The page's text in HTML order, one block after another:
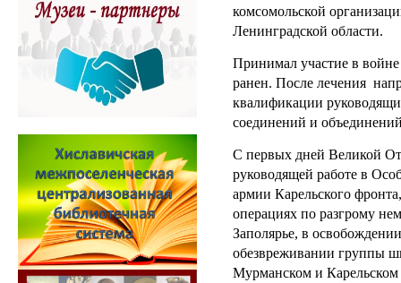
комсомольской
Ленинградской области.
Принимал участие в
ранен. После лечения
квалификации
соединений и
С первых дней Великой
руководящей работе в
армии Карельского
операциях по разгрому
Заполярье, в
обезвреживании группы
Мурманском и Карельском